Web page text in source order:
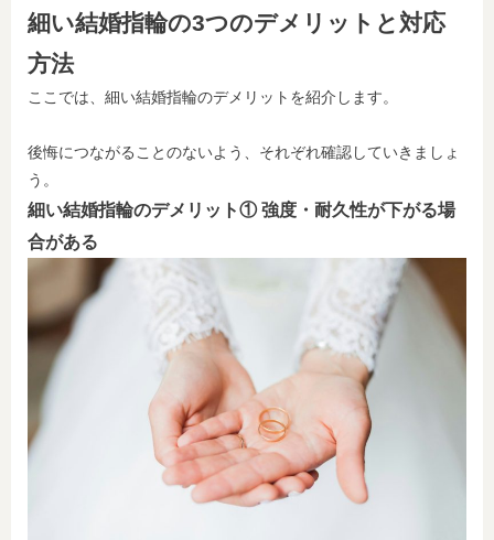
細い結婚指輪の3つのデメリットと対応
方法
ここでは、細い結婚指輪のデメリットを紹介します。
後悔につながることのないよう、それぞれ確認していきましょ
う。
細い結婚指輪のデメリット① 強度・耐久性が下がる場
合がある